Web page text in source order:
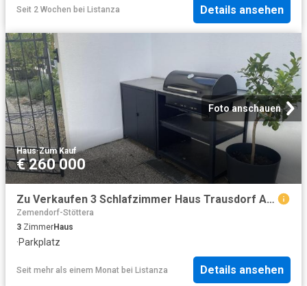
Seit 2 Wochen bei Listanza Details ansehen
Foto anschauen
Haus·Zum Kauf
€ 260 000
Zu Verkaufen 3 Schlafzimmer Haus Trausdorf An Der Wulka AUT DS103772683
Zemendorf-Stöttera
3 ZimmerHaus
·Parkplatz
Seit mehr als einem Monat bei Listanza Details ansehen